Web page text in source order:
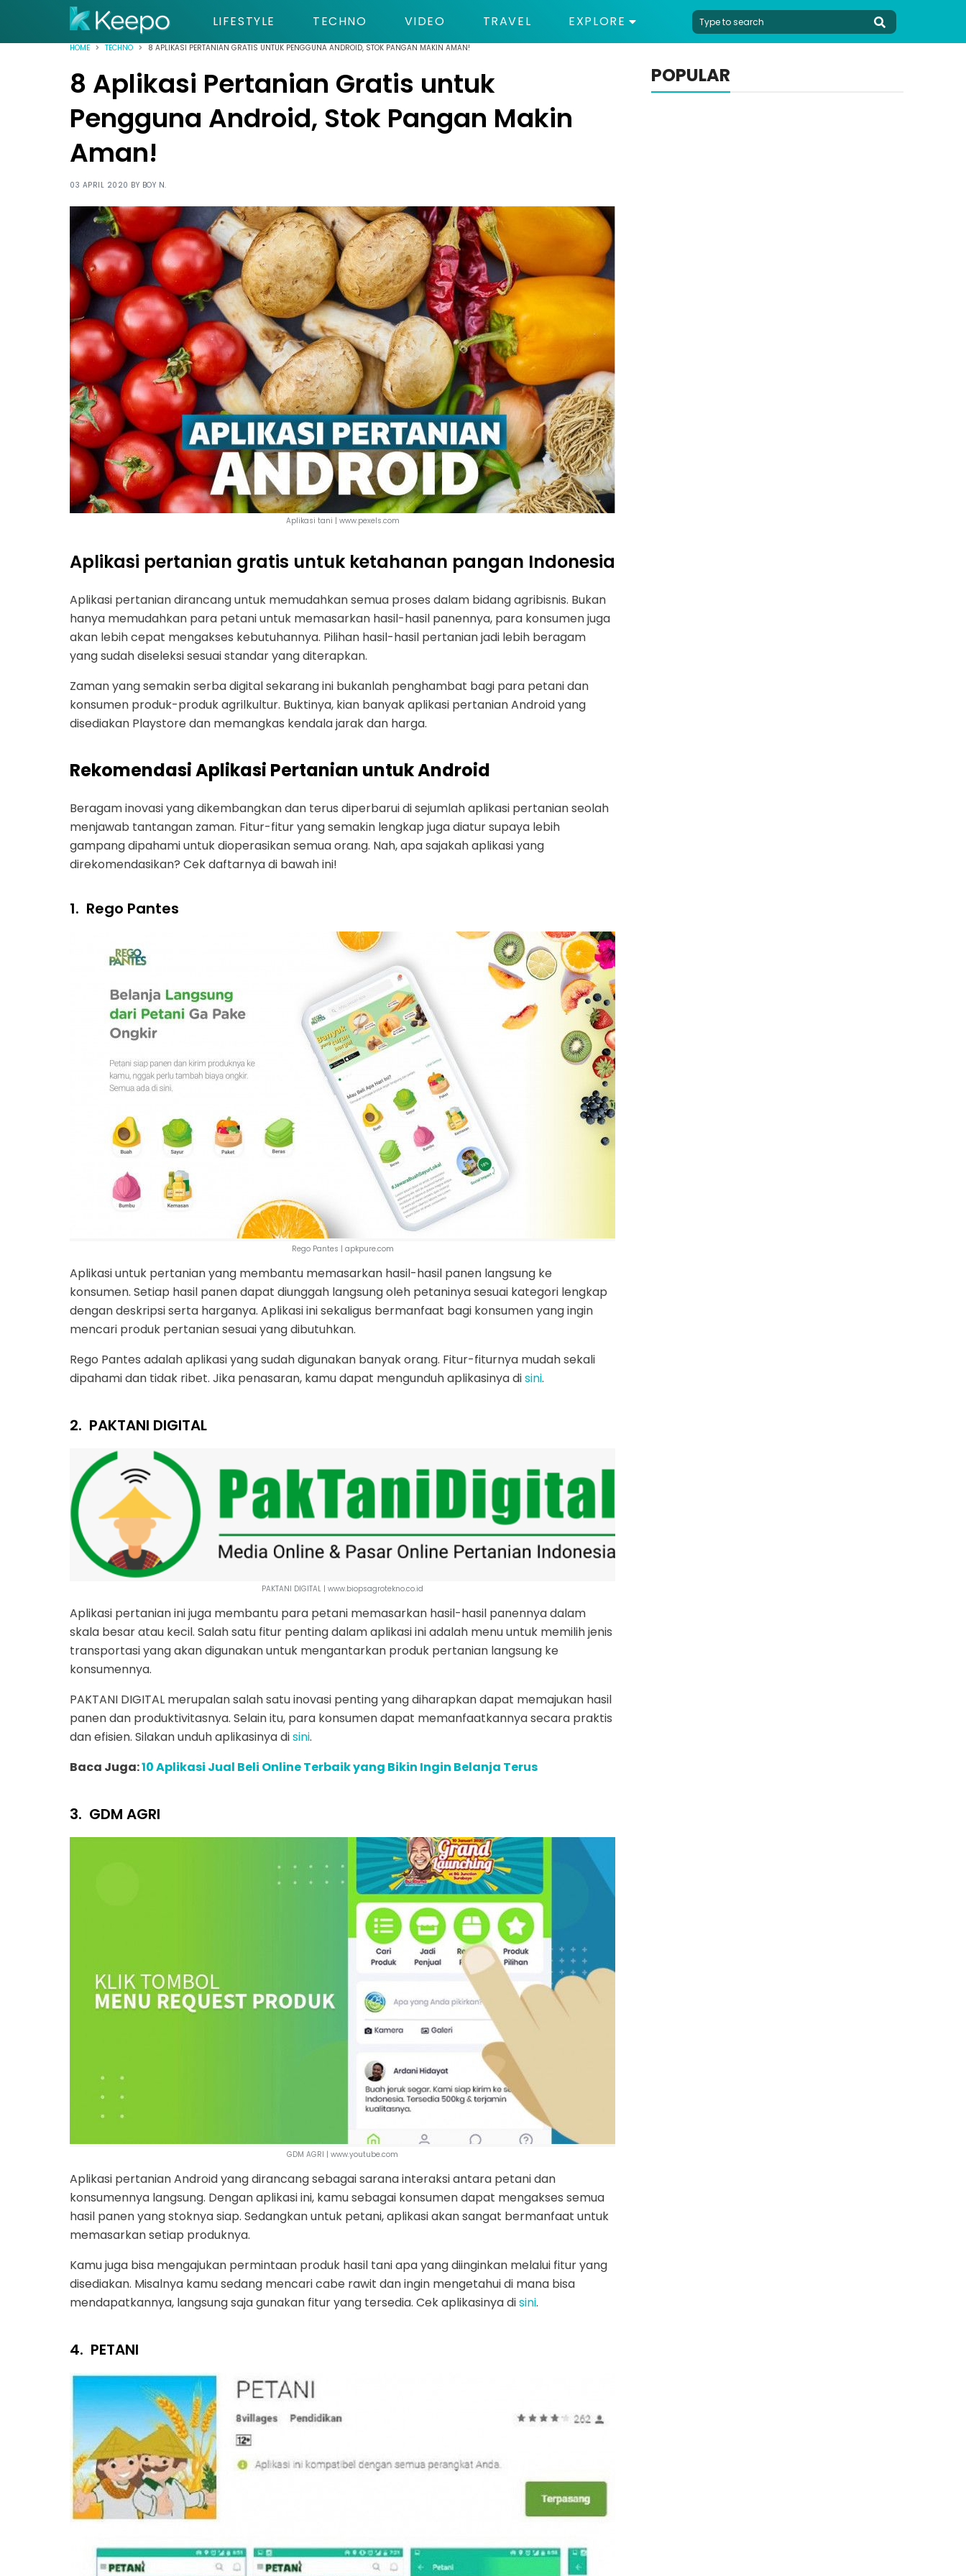
LIFESTYLE TECHNO VIDEO TRAVEL EXPLORE
HOME TECHNO 8 APLIKASI PERTANIAN GRATIS UNTUK PENGGUNA ANDROID, STOK PANGAN MAKIN AMAN!
8 Aplikasi Pertanian Gratis untuk
Pengguna Android, Stok Pangan Makin
Aman!
03 APRIL 2020 BY BOY N.
Aplikasi tani | www.pexels.com
Aplikasi pertanian gratis untuk ketahanan pangan Indonesia
Aplikasi pertanian dirancang untuk memudahkan semua proses dalam bidang agribisnis. Bukan
hanya memudahkan para petani untuk memasarkan hasil-hasil panennya, para konsumen juga
akan lebih cepat mengakses kebutuhannya. Pilihan hasil-hasil pertanian jadi lebih beragam
yang sudah diseleksi sesuai standar yang diterapkan.
Zaman yang semakin serba digital sekarang ini bukanlah penghambat bagi para petani dan
konsumen produk-produk agrilkultur. Buktinya, kian banyak aplikasi pertanian Android yang
disediakan Playstore dan memangkas kendala jarak dan harga.
Rekomendasi Aplikasi Pertanian untuk Android
Beragam inovasi yang dikembangkan dan terus diperbarui di sejumlah aplikasi pertanian seolah
menjawab tantangan zaman. Fitur-fitur yang semakin lengkap juga diatur supaya lebih
gampang dipahami untuk dioperasikan semua orang. Nah, apa sajakah aplikasi yang
direkomendasikan? Cek daftarnya di bawah ini!
1. Rego Pantes
Rego Pantes | apkpure.com
Aplikasi untuk pertanian yang membantu memasarkan hasil-hasil panen langsung ke
konsumen. Setiap hasil panen dapat diunggah langsung oleh petaninya sesuai kategori lengkap
dengan deskripsi serta harganya. Aplikasi ini sekaligus bermanfaat bagi konsumen yang ingin
mencari produk pertanian sesuai yang dibutuhkan.
Rego Pantes adalah aplikasi yang sudah digunakan banyak orang. Fitur-fiturnya mudah sekali
dipahami dan tidak ribet. Jika penasaran, kamu dapat mengunduh aplikasinya disini.
2. PAKTANI DIGITAL
PAKTANI DIGITAL | www.biopsagrotekno.co.id
Aplikasi pertanian ini juga membantu para petani memasarkan hasil-hasil panennya dalam
skala besar atau kecil. Salah satu fitur penting dalam aplikasi ini adalah menu untuk memilih jenis
transportasi yang akan digunakan untuk mengantarkan produk pertanian langsung ke
konsumennya.
PAKTANI DIGITAL merupalan salah satu inovasi penting yang diharapkan dapat memajukan hasil
panen dan produktivitasnya. Selain itu, para konsumen dapat memanfaatkannya secara praktis
dan efisien. Silakan unduh aplikasinya disini.
Baca Juga:10 Aplikasi Jual Beli Online Terbaik yang Bikin Ingin Belanja Terus
3. GDM AGRI
GDM AGRI | www.youtube.com
Aplikasi pertanian Android yang dirancang sebagai sarana interaksi antara petani dan
konsumennya langsung. Dengan aplikasi ini, kamu sebagai konsumen dapat mengakses semua
hasil panen yang stoknya siap. Sedangkan untuk petani, aplikasi akan sangat bermanfaat untuk
memasarkan setiap produknya.
Kamu juga bisa mengajukan permintaan produk hasil tani apa yang diinginkan melalui fitur yang
disediakan. Misalnya kamu sedang mencari cabe rawit dan ingin mengetahui di mana bisa
mendapatkannya, langsung saja gunakan fitur yang tersedia. Cek aplikasinya disini.
4. PETANI
POPULAR